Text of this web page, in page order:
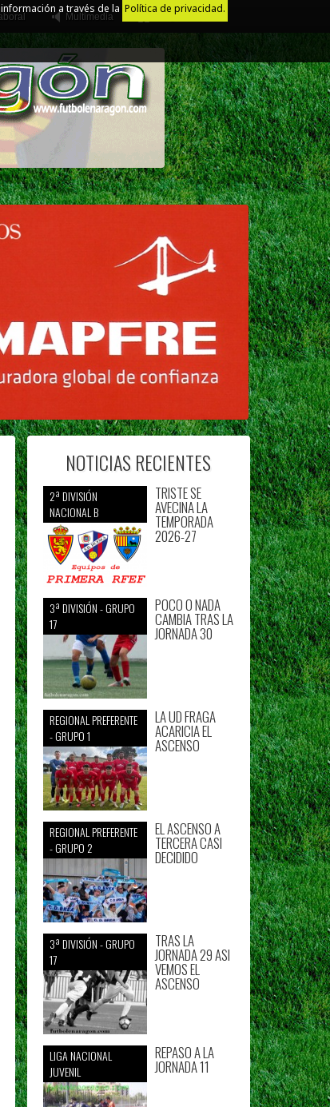
a través de la Política de privacidad.
Multimedia Juego Limpio
NOTICIAS RECIENTES
2ª DIVISIÓN
NACIONAL B
TRISTE SE
AVECINA LA
TEMPORADA
2026-27
3ª DIVISIÓN - GRUPO
17
POCO O NADA
CAMBIA TRAS LA
JORNADA 30
REGIONAL PREFERENTE
- GRUPO 1
LA UD FRAGA
ACARICIA EL
ASCENSO
REGIONAL PREFERENTE
- GRUPO 2
EL ASCENSO A
TERCERA CASI
DECIDIDO
3ª DIVISIÓN - GRUPO
17
TRAS LA
JORNADA 29 ASI
VEMOS EL
ASCENSO
LIGA NACIONAL
JUVENIL
REPASO A LA
JORNADA 11